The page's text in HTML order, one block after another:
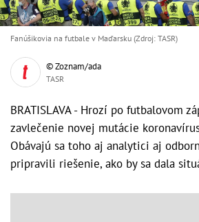
Fanúšikovia na futbale v Maďarsku (Zdroj: TASR)
© Zoznam/ada
TASR
BRATISLAVA - Hrozí po futbalovom
zavlečenie novej mutácie
Obávajú sa toho aj analytici aj
pripravili riešenie, ako by sa dala